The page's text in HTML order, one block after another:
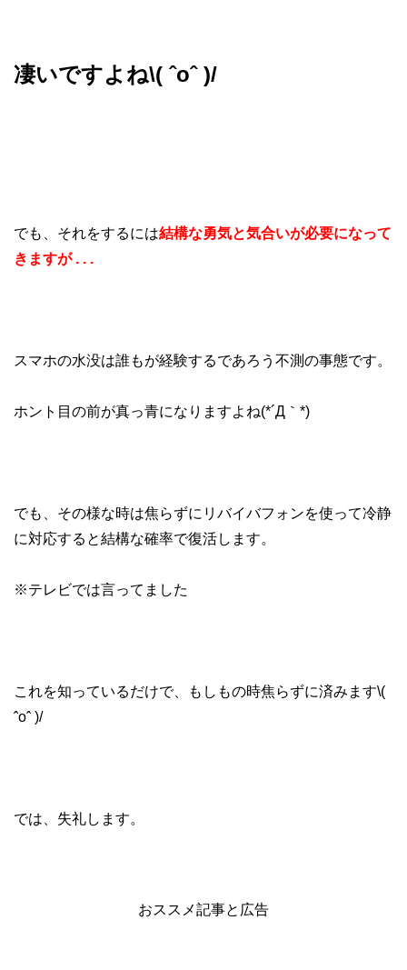
凄いですよね\( ˆoˆ )/
でも、それをするには結構な勇気と気合いが必要になって
きますが . . .
スマホの水没は誰もが経験するであろう不測の事態です。
ホント目の前が真っ青になりますよね(*´Д｀*)
でも、その様な時は焦らずにリバイバフォンを使って冷静
に対応すると結構な確率で復活します。
※テレビでは言ってました
これを知っているだけで、もしもの時焦らずに済みます\(
ˆoˆ )/
では、失礼します。
おススメ記事と広告